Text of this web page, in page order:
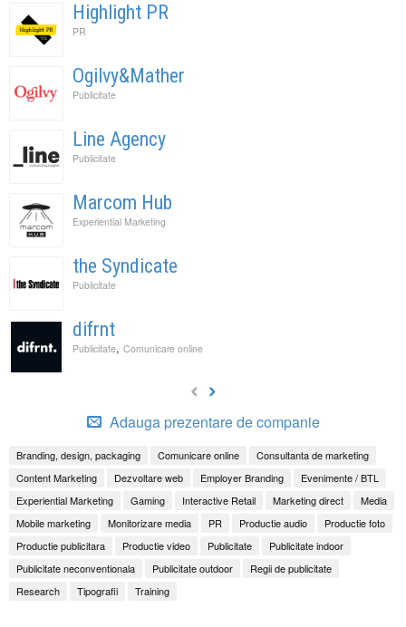
Highlight PR
PR
Ogilvy&Mather
Publicitate
Line Agency
Publicitate
Marcom Hub
Experiential Marketing
the Syndicate
Publicitate
difrnt
Publicitate, Comunicare online
Adauga prezentare de companie
Branding, design, packaging Comunicare online
Consultanta de marketing
Content Marketing
Dezvoltare web Employer Branding
Evenimente / BTL
Experiential Marketing
Gaming Interactive Retail Marketing direct
Media
Mobile marketing
Monitorizare media PR Productie audio
Productie foto
Productie publicitara
Productie video Publicitate
Publicitate indoor
Publicitate neconventionala
Publicitate outdoor
Regii de publicitate
Research
Tipografii Training